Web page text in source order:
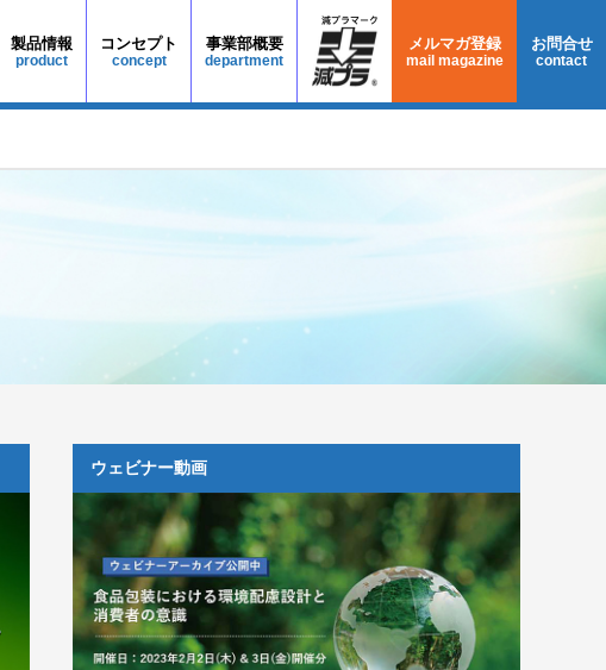
お問合せ
メルマガ登録
事業部概要
コンセプト
製品情報
ウェビナー動画